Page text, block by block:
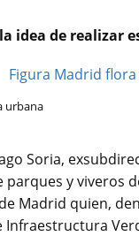
idea de realizar
urbana
Soria,
parques y viveros
Madrid quien,
Infraestructura